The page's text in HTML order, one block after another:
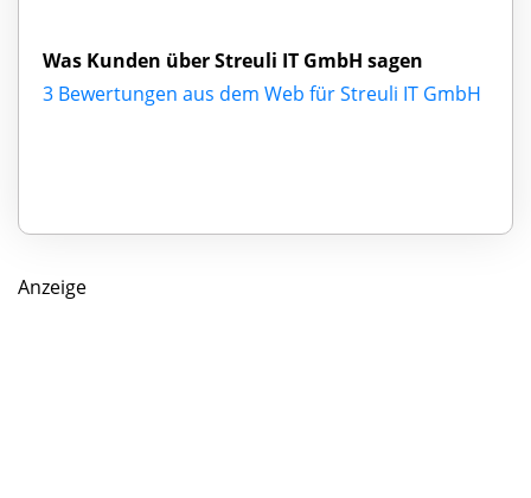
Was Kunden über Streuli IT GmbH sagen
3 Bewertungen aus dem Web für Streuli IT GmbH
Anzeige